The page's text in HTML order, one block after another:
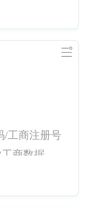
区间：[0,3),
直连官
/工商注册号
商数据，可
工商基本信
本，以及股